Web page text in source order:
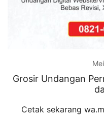
Grosir Undangan
Cetak sekarang